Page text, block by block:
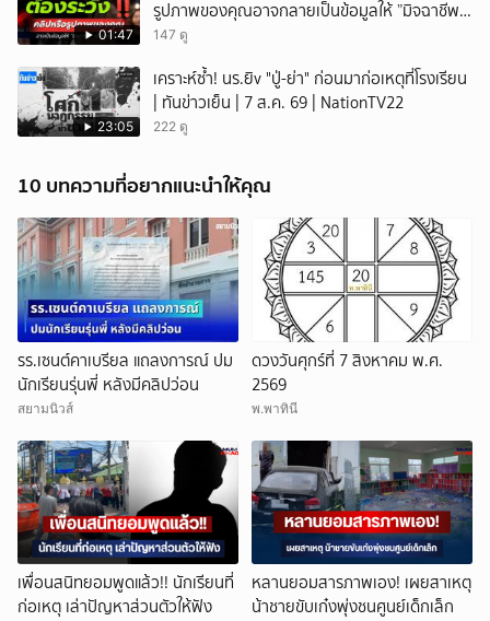
01:47
รูปภาพของคุณอาจกลายเป็นข้อมูลให้ ”มิจฉาชีพ“
นำไปใช้ได้
147 ดู
23:05
เคราะห์ซ้ำ! นร.ยิv "ปู่-ย่า" ก่อนมาก่อเหตุที่โรงเรียน
| ทันข่าวเย็น | 7 ส.ค. 69 | NationTV22
222 ดู
10 บทความที่อยากแนะนำให้คุณ
รร.เซนต์คาเบรียล แถลงการณ์ ปม
นักเรียนรุ่นพี่ หลังมีคลิปว่อน
สยามนิวส์
ดวงวันศุกร์ที่ 7 สิงหาคม พ.ศ.
2569
พ.พาทินี
เพื่อนสนิทยอมพูดแล้ว!! นักเรียนที่
ก่อเหตุ เล่าปัญหาส่วนตัวให้ฟัง
หลานยอมสารภาพเอง! เผยสาเหตุ
น้าชายขับเก๋งพุ่งชนศูนย์เด็กเล็ก